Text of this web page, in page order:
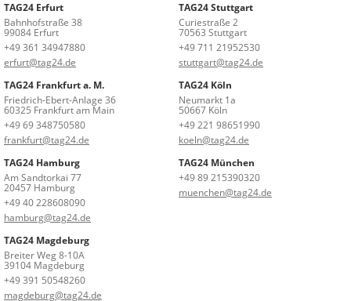
TAG24 Erfurt
Bahnhofstraße 38
99084 Erfurt
+49 361 34947880
erfurt@tag24.de
TAG24 Stuttgart
Curiestraße 2
70563 Stuttgart
+49 711 21952530
stuttgart@tag24.de
TAG24 Frankfurt a. M.
Friedrich-Ebert-Anlage 36
60325 Frankfurt am Main
+49 69 348750580
frankfurt@tag24.de
TAG24 Köln
Neumarkt 1a
50667 Köln
+49 221 98651990
koeln@tag24.de
TAG24 Hamburg
Am Sandtorkai 77
20457 Hamburg
+49 40 228608090
hamburg@tag24.de
TAG24 München
+49 89 215390320
muenchen@tag24.de
TAG24 Magdeburg
Breiter Weg 8-10A
39104 Magdeburg
+49 391 50548260
magdeburg@tag24.de